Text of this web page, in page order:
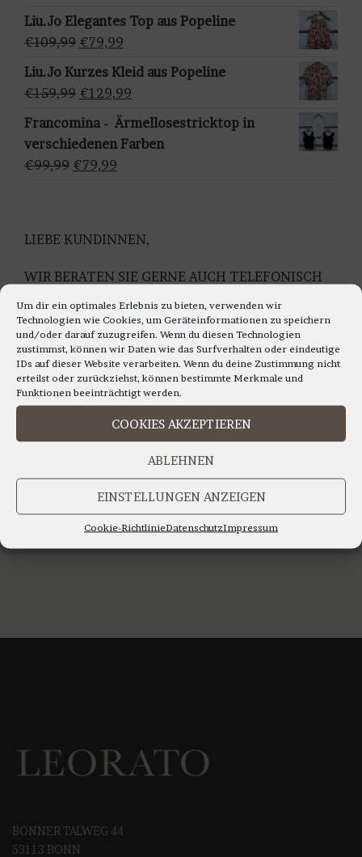
Um dir ein optimales Erlebnis zu bieten, verwenden wir
Technologien wie Cookies, um Geräteinformationen zu speichern
und/oder darauf zuzugreifen. Wenn du diesen Technologien
zustimmst, können wir Daten wie das Surfverhalten oder eindeutige
IDs auf dieser Website verarbeiten. Wenn du deine Zustimmung nicht
erteilst oder zurückziehst, können bestimmte Merkmale und
Funktionen beeinträchtigt werden.
COOKIES AKZEPTIEREN
ABLEHNEN
EINSTELLUNGEN ANZEIGEN
Cookie-RichtlinieDatenschutzImpressum
l
e
n
war:
€159,95
Preis
ist:
Liu.Jo Elegantes Top aus Popeline
€109,99 Ursprünglicher
€109,99
€79,99
Preis
€79,99.
Liu.Jo Kurzes Kleid aus Popeline
€159,99 Ursprünglicher
Preis
war:
€129,99
Preis
ist:
Francomina - Ärmellosestricktop in
verschiedenen Farben
€99,99 Ursprünglicher
€79,99
LIEBE KUNDINNEN,
WIR BERATEN SIE GERNE AUCH TELEFONISCH
Montag bis Freitag 11.00 bis 18.00 Uhr
Samstag 10.30 bis 14.00 Uhr
UNTER TEL: 0228-92679000
WIR FREUEN UNS AUF IHREN TELEFON ANRUF
BONNER TALWEG 44
53113 BONN